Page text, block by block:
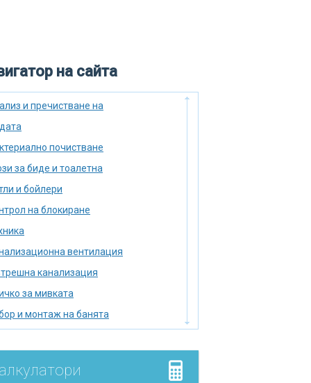
на сайта
и пречистване на
почистване
за биде и тоалетна
и бойлери
на блокиране
вентилация
канализация
за мивката
и монтаж на банята